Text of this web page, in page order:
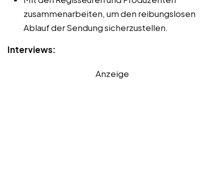
zusammenarbeiten, um den reibungslosen
Ablauf der Sendung sicherzustellen.
Interviews:
Anzeige